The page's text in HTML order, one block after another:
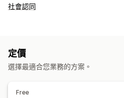
顯示選項
評論收集方式
彈出式視窗
表單 QR 碼
社會認同
分析
定價
選擇最適合您業務的方案。
Free